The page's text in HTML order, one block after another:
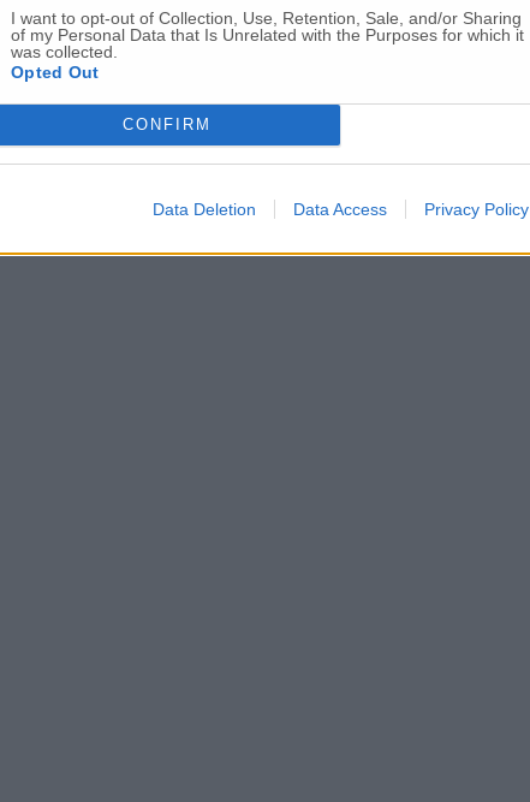
I want to opt-out of Collection, Use, Retention, Sale, and/or Sharing
of my Personal Data that Is Unrelated with the Purposes for which it
was collected.
Opted Out
CONFIRM
Data Deletion Data Access Privacy Policy